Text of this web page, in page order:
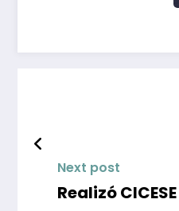
Next post
Realizó